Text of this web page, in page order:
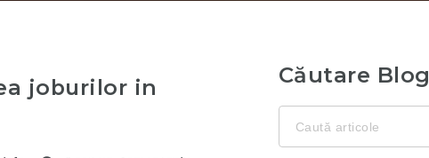
joburilor in
Căutare Blog
pentru: